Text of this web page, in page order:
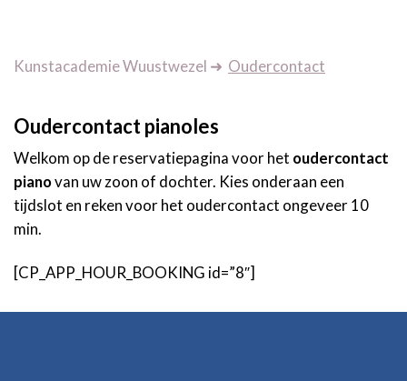
Kunstacademie Wuustwezel ➜ Oudercontact
Oudercontact pianoles
Welkom op de reservatiepagina voor het oudercontact
pianovan uw zoon of dochter. Kies onderaan een
tijdslot en reken voor het oudercontact ongeveer 10
min.
[CP_APP_HOUR_BOOKING id=”8″]